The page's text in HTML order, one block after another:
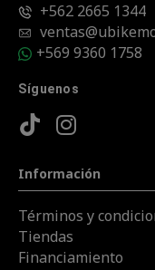
+562 2665 1344
+569 9360 1758
Síguenos
Información
Términos y
Tiendas
Financiamiento